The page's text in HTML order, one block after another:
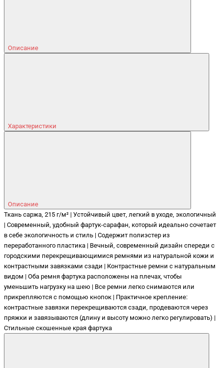
Описание
Характеристики
Описание
Ткань саржа, 215 г/м² | Устойчивый цвет, легкий в уходе, экологичный
| Современный, удобный фартук-сарафан, который идеально сочетает
в себе экологичность и стиль | Содержит полиэстер из
переработанного пластика | Вечный, современный дизайн спереди с
городскими перекрещивающимися ремнями из натуральной кожи и
контрастными завязками сзади | Контрастные ремни с натуральным
видом | Оба ремня фартука расположены на плечах, чтобы
уменьшить нагрузку на шею | Все ремни легко снимаются или
прикрепляются с помощью кнопок | Практичное крепление:
контрастные завязки перекрещиваются сзади, продеваются через
пряжки и завязываются (длину и высоту можно легко регулировать) |
Стильные скошенные края фартука